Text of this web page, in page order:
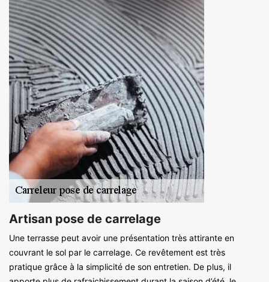
Artisan pose de carrelage
Une terrasse peut avoir une présentation très attirante en
couvrant le sol par le carrelage. Ce revêtement est très
pratique grâce à la simplicité de son entretien. De plus, il